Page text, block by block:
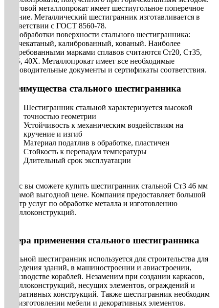
Сортовой металлопрокат имеет шестиугольное поперечное
сечение. Металлический шестигранник изготавливается в
соответствии с ГОСТ 8560-78.
Тип обработки поверхности стального шестигранника:
горячекатаный, калиброванный, кованый. Наиболее
востребованными марками сплавов считаются Ст20, Ст35,
Ст45, 40Х. Металлопрокат имеет все необходимые
сопроводительные документы и сертификаты соответствия.
Преимущества стального шестигранника
Шестигранник стальной характеризуется высокой
точностью геометрии
Устойчивость к механическим воздействиям на
кручение и изгиб
Материал податлив в обработке, пластичен
Стойкость к перепадам температуры
Длительный срок эксплуатации
У нас вы сможете купить шестигранник стальной Ст3 46 мм
по самой выгодной цене. Компания предоставляет большой
спектр услуг по обработке металла и изготовлению
металлоконструкций.
Сфера применения стального шестигранника
Стальной шестигранник используется для строительства для
возведения зданий, в машиностроении и авиастроении,
производстве кораблей. Незаменим при создании каркасов,
металлоконструкций, несущих элементов, ограждений и
декоративных конструкций. Также шестигранник необходим
при изготовлении мебели и декоративных элементов.